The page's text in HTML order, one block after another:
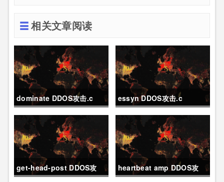
相关文章阅读
dominate DDOS攻击.c essyn DDOS攻击.c
get-head-post DDOS攻
heartbeat amp DDOS攻